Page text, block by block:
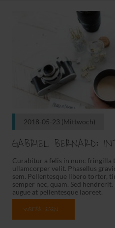
2018-05-23 (Mittwoch)
GABRIEL BERNARD:
Curabitur a felis in nunc fringilla
ullamcorper velit. Phasellus
sem. Pellentesque libero tortor,
semper nec, quam. Sed
augue at pellentesque laoreet.
WEITERLESEN …